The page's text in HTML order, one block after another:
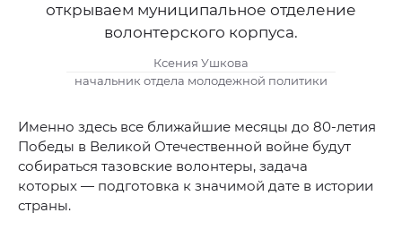
открываем муниципальное отделение
волонтерского корпуса.
Ксения Ушкова
начальник отдела молодежной политики
Именно здесь все ближайшие месяцы до 80-летия
Победы в Великой Отечественной войне будут
собираться тазовские волонтеры, задача
которых — подготовка к значимой дате в истории
страны.